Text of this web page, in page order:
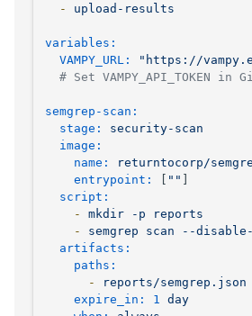
-
upload-results
variables:
VAMPY_URL:
"https://
# Set VAMPY_API_TOKEN in
semgrep-scan:
stage:
security-scan
image:
name:
returntocorp/
entrypoint:
""
script:
-
mkdir -p
reports
-
semgrep scan --
artifacts:
paths:
-
reports/semgrep.json
expire_in:
1 day